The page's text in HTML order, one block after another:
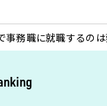
事務職に就職する